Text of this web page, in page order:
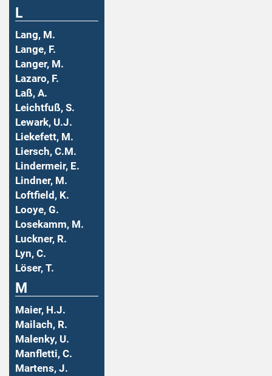
L
Lang, M.
Lange, F.
Langer, M.
Lazaro, F.
Laß, A.
Leichtfuß, S.
Lewark, U.J.
Liekefett, M.
Liersch, C.M.
Lindermeir, E.
Lindner, M.
Loftfield, K.
Looye, G.
Losekamm, M.
Luckner, R.
Lyn, C.
Löser, T.
M
Maier, H.J.
Mailach, R.
Malenky, U.
Manfletti, C.
Martens, J.